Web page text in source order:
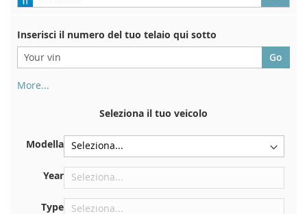
Inserisci il numero del tuo telaio qui sotto
More...
immatricolazione. E anche in macchina
Sulla piastra inferiore del sedile anteriore destro
Centrare contro la paratia sotto il cofano
Proprio nel vano motore
Seleziona il tuo veicolo
Modella
Year
Type